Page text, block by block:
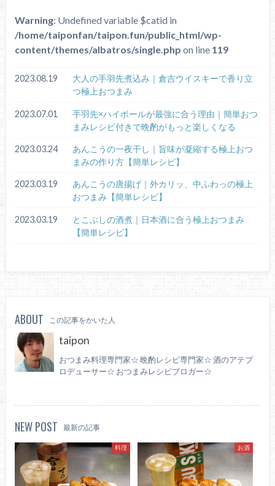
Warning: Undefined variable $catid in
/home/taiponfan/taipon.fun/public_html/wp-
content/themes/albatros/single.php on line 119
2023.08.19
大人の手羽先煮込み｜倉吉ウイスキーで香り立
つ極上おつまみ
2023.07.01
手羽先×ハイボールが最強に合う理由｜簡単おつ
まみレシピ付きで晩酌がもっと楽しくなる
2023.03.24
あんこうの一夜干し｜旨味が凝縮する極上おつ
まみの作り方【簡単レシピ】
2023.03.19
あんこうの唐揚げ｜外カリッ、中ふわっの極上
おつまみ【簡単レシピ】
2023.03.19
とこぶしの酒煮｜日本酒に合う極上おつまみ
【簡単レシピ】
ABOUT この記事をかいた人
taipon
おつまみ料理専門家☆ 晩酌レシピ専門家☆ 酒のアテプ
ロデューサー☆ おつまみレシピブロガー☆
NEW POST 最新の記事
料理 お酒